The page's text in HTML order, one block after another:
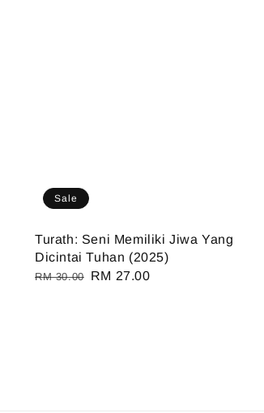
Sale
Turath: Seni Memiliki Jiwa Yang
Dicintai Tuhan (2025)
Regular
RM 30.00
Sale
RM 27.00